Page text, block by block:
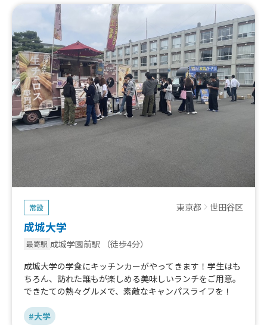
常設 東京都 世田谷区
成城大学
最寄駅 成城学園前駅
（徒歩4分）
成城大学の学食にキッチンカーがやってきます！学生はも
ちろん、訪れた誰もが楽しめる美味しいランチをご用意。
できたての熱々グルメで、素敵なキャンパスライフを！
#大学